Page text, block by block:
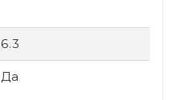
6.3
Да